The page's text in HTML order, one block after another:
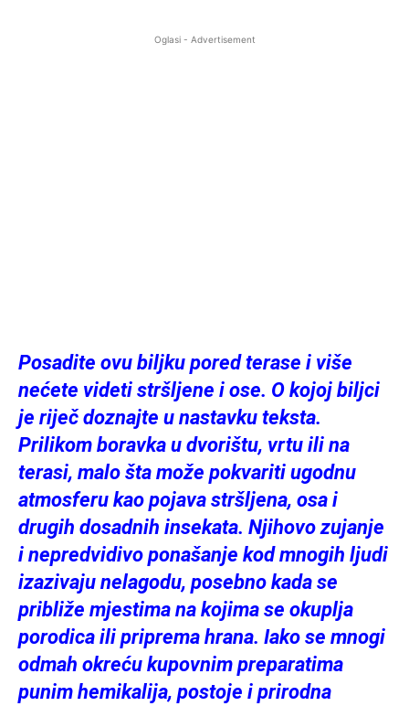
Oglasi - Advertisement
Posadite ovu biljku pored terase i više
nećete videti stršljene i ose. O kojoj biljci
je riječ doznajte u nastavku teksta.
Prilikom boravka u dvorištu, vrtu ili na
terasi, malo šta može pokvariti ugodnu
atmosferu kao pojava stršljena, osa i
drugih dosadnih insekata. Njihovo zujanje
i nepredvidivo ponašanje kod mnogih ljudi
izazivaju nelagodu, posebno kada se
približe mjestima na kojima se okuplja
porodica ili priprema hrana. Iako se mnogi
odmah okreću kupovnim preparatima
punim hemikalija, postoje i prirodna